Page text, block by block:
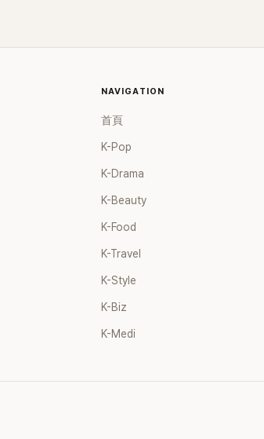
NAVIGATION
首頁
K-Pop
K-Drama
K-Beauty
K-Food
K-Travel
K-Style
K-Biz
K-Medi